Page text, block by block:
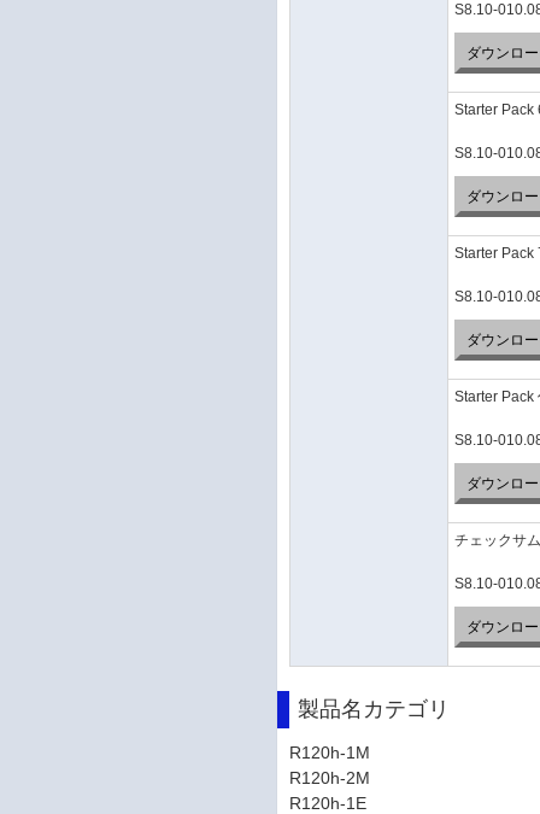
S8.10-
ダウンロ
Starter Pack
S8.10-
ダウンロ
Starter Pack
S8.10-
ダウンロ
Starter Pack
S8.10-
ダウンロ
チェックサ
S8.10-
ダウンロ
製品名カテゴリ
R120h-1M
R120h-2M
R120h-1E